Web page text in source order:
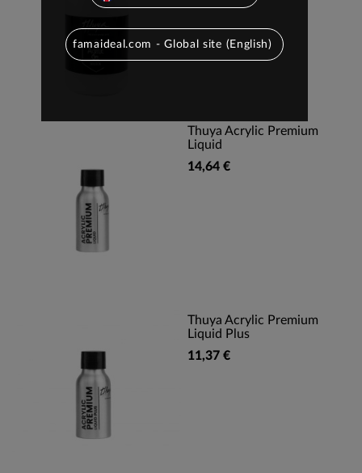
Thuya Acrylic Premium
Liquid
14,64 €
Thuya Acrylic Premium
Liquid Plus
11,37 €
famaideal.com - Global site (English)